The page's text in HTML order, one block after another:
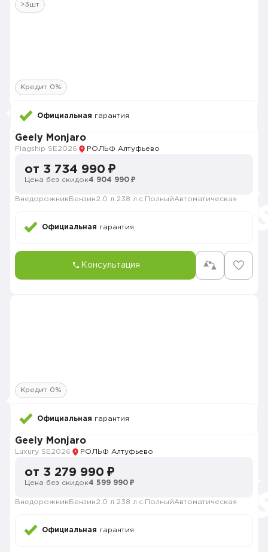
>3шт
Кредит 0%
Официальная гарантия
Geely Monjaro
Flagship SE2026 РОЛЬФ Алтуфьево
от 3 734 990 ₽
Цена без скидок4 904 990 ₽
Внедорожник Бензин2.0 л. 238 л.с. ПолныйАвтоматическая
Официальная гарантия
Консультация
Кредит 0%
Официальная гарантия
Geely Monjaro
Luxury SE2026 РОЛЬФ Алтуфьево
от 3 279 990 ₽
Цена без скидок4 599 990 ₽
Внедорожник Бензин2.0 л. 238 л.с. ПолныйАвтоматическая
Официальная гарантия